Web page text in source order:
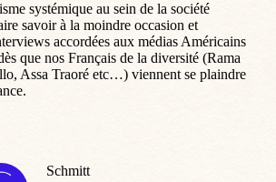
systémique au sein de la société
savoir à la moindre occasion et
accordées aux médias Américains
que nos Français de la diversité (Rama
Assa Traoré etc…) viennent se plaindre
Schmitt